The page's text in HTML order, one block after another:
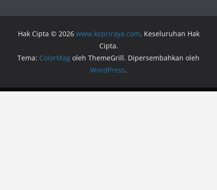
Hak Cipta © 2026 www.kepriraya.com. Keseluruhan Hak
Cipta.
Tema: ColorMag oleh ThemeGrill. Dipersembahkan oleh
WordPress.